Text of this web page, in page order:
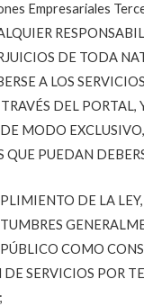
Empresariales
DE TODA
A LOS
DEL PORTAL,
MODO
QUE PUEDAN
DE LA
COMO
SERVICIOS POR